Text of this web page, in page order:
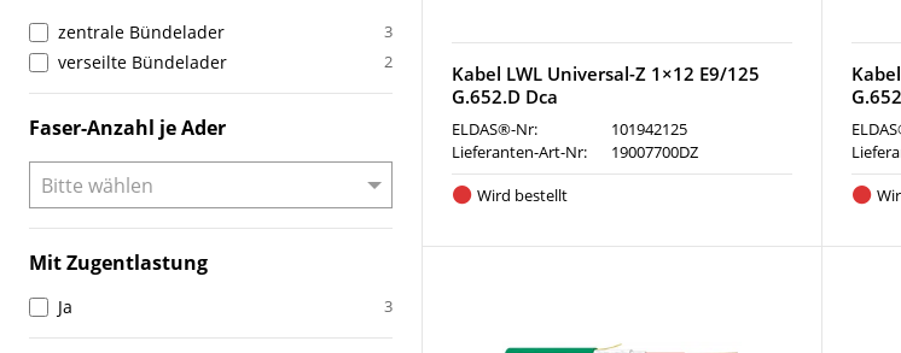
zentrale Bündelader 3
verseilte Bündelader 2
Faser-Anzahl je Ader
Mit Zugentlastung
Ja 3
Kabel LWL Universal-Z 1×12 E9/125
G.652.D Dca
ELDAS®-Nr:
101942125
Lieferanten-Art-Nr:
19007700DZ
Wird bestellt